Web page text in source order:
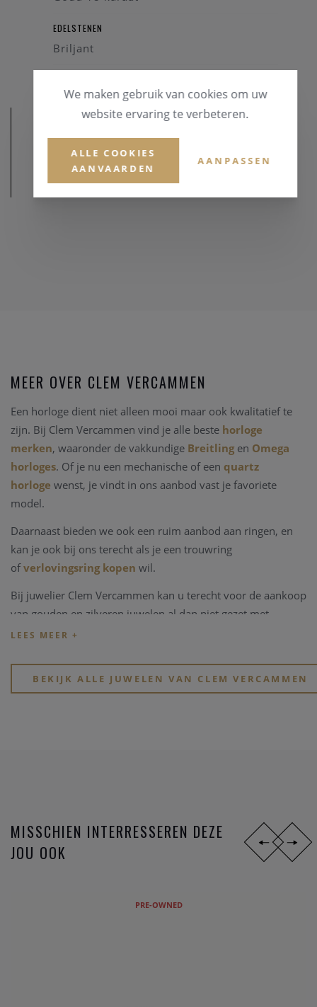
EDELSTENEN
Briljant
AFMETINGEN
MEER OVER CLEM VERCAMMEN
Een horloge dient niet alleen mooi maar ook kwalitatief te
zijn. Bij Clem Vercammen vind je alle beste horloge
merken, waaronder de vakkundige Breitling en Omega
horloges. Of je nu een mechanische of een quartz
horloge wenst, je vindt in ons aanbod vast je favoriete
model.
Daarnaast bieden we ook een ruim aanbod aan ringen, en
kan je ook bij ons terecht als je een trouwring
ofverlovingsring kopen wil.
Bij juwelier Clem Vercammen kan u terecht voor de aankoop
van gouden en zilveren juwelen al dan niet gezet met
edelstenen, kleurstenen of in combinaties met parels.
onze physieke winkel in hartje Heist-op-den-Berg.
BEKIJK ALLE JUWELEN VAN CLEM VERCAMMEN
MISSCHIEN INTERRESSEREN DEZE
JOU OOK
PRE-OWNED
We maken gebruik van cookies om uw
website ervaring te verbeteren.
ALLE COOKIES
AANVAARDEN
AANPASSEN